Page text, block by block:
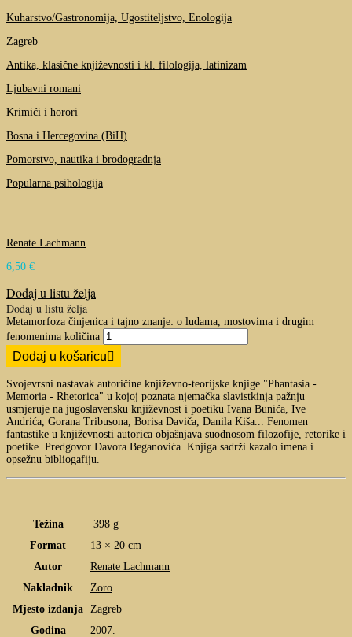
Kuharstvo/Gastronomija, Ugostiteljstvo, Enologija
Zagreb
Antika, klasične književnosti i kl. filologija, latinizam
Ljubavni romani
Krimići i horori
Bosna i Hercegovina (BiH)
Pomorstvo, nautika i brodogradnja
Popularna psihologija
Renate Lachmann
6,50 €
Dodaj u listu želja
Dodaj u listu želja
Metamorfoza činjenica i tajno znanje: o ludama, mostovima i drugim
fenomenima količina
Dodaj u košaricu
Svojevrsni nastavak autoričine književno-teorijske knjige "Phantasia -
Memoria - Rhetorica" u kojoj poznata njemačka slavistkinja pažnju
usmjeruje na jugoslavensku književnost i poetiku Ivana Bunića, Ive
Andrića, Gorana Tribusona, Borisa Daviča, Danila Kiša... Fenomen
fantastike u književnosti autorica objašnjava suodnosom filozofije, retorike i
poetike. Predgovor Davora Beganovića. Knjiga sadrži kazalo imena i
opsežnu bibliogafiju.
Težina
398 g
Format
13 × 20 cm
Autor
Renate Lachmann
Nakladnik
Zoro
Mjesto izdanja
Zagreb
Godina
2007.